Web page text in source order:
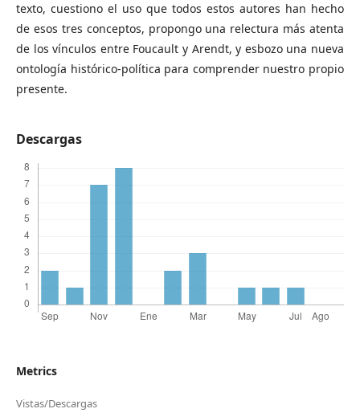
texto, cuestiono el uso que todos estos autores han hecho
de esos tres conceptos, propongo una relectura más atenta
de los vínculos entre Foucault y Arendt, y esbozo una nueva
ontología histórico-política para comprender nuestro propio
presente.
Descargas
Metrics
Vistas/Descargas